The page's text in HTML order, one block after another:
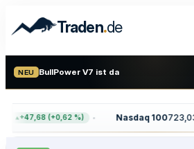
Traden.de
NEU BullPower V7 ist da
+47,68 (+0,62 %) Nasdaq 100723,03